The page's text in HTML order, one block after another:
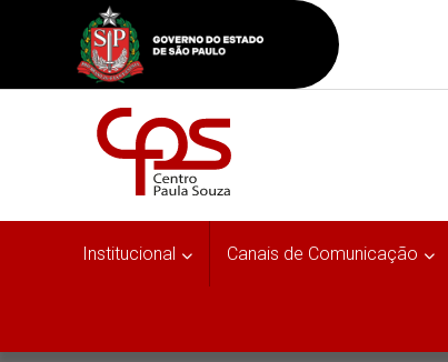
Institucional Canais de Comunicação